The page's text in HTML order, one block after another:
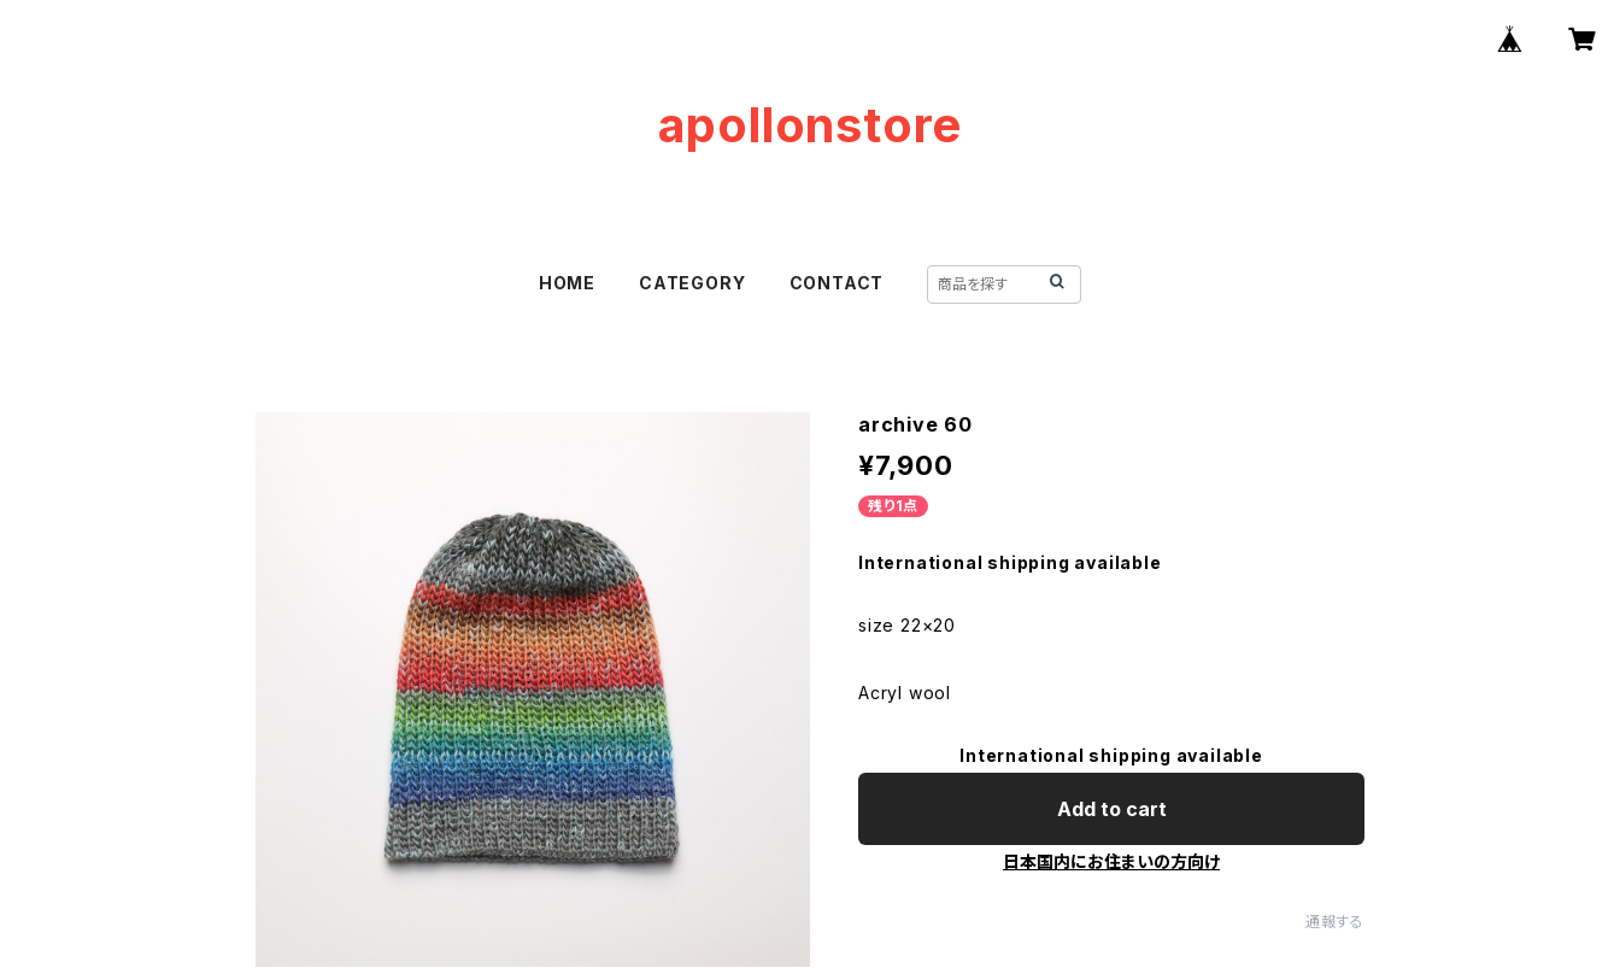
apollonstore
HOME CATEGORY CONTACT
archive 60
¥7,900
残り1点
International shipping available
size 22×20
Acryl wool
International shipping available
Add to cart
日本国内にお住まいの方向け
通報する